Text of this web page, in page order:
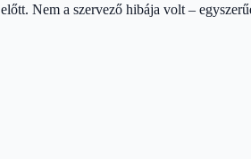
Nem a szervező hibája volt –